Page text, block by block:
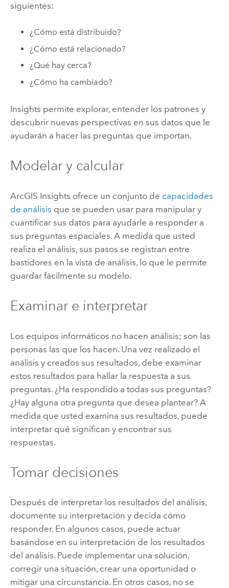
siguientes:
¿Cómo está distribuido?
¿Cómo está relacionado?
¿Qué hay cerca?
¿Cómo ha cambiado?
Insights permite explorar, entender los patrones y
descubrir nuevas perspectivas en sus datos que le
ayudarán a hacer las preguntas que importan.
Modelar y calcular
ArcGIS Insights ofrece un conjunto de capacidades
de análisis que se pueden usar para manipular y
cuantificar sus datos para ayudarle a responder a
sus preguntas espaciales. A medida que usted
realiza el análisis, sus pasos se registran entre
bastidores en la vista de análisis, lo que le permite
guardar fácilmente su modelo.
Examinar e interpretar
Los equipos informáticos no hacen análisis; son las
personas las que los hacen. Una vez realizado el
análisis y creados sus resultados, debe examinar
estos resultados para hallar la respuesta a sus
preguntas. ¿Ha respondido a todas sus preguntas?
¿Hay alguna otra pregunta que desea plantear? A
medida que usted examina sus resultados, puede
interpretar qué significan y encontrar sus
respuestas.
Tomar decisiones
Después de interpretar los resultados del análisis,
documente su interpretación y decida cómo
responder. En algunos casos, puede actuar
basándose en su interpretación de los resultados
del análisis. Puede implementar una solución,
corregir una situación, crear una oportunidad o
mitigar una circunstancia. En otros casos, no se